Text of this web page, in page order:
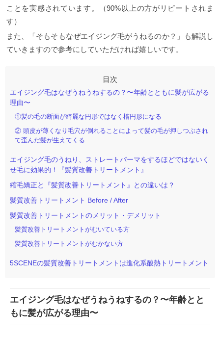
ことを実感されています。（90%以上の方がリピートされま
す）
また、「そもそもなぜエイジング毛がうねるのか？」も解説し
ていきますので参考にしていただければ嬉しいです。
エイジング毛はなぜうねうねするの？〜年齢とともに髪が広がる
理由〜
①髪の毛の断面が綺麗な円形ではなく楕円形になる
② 頭皮が薄くなり毛穴が倒れることによって髪の毛が押しつぶされ
て歪んだ髪が生えてくる
エイジング毛のうねり、ストレートパーマをするほどではないく
せ毛に効果的！『髪質改善トリートメント』
縮毛矯正と『髪質改善トリートメント』との違いは？
髪質改善トリートメント Before / After
髪質改善トリートメントのメリット・デメリット
髪質改善トリートメントがむいている方
髪質改善トリートメントがむかない方
5SCENEの髪質改善トリートメントは進化系酸熱トリートメント
エイジング毛はなぜうねうねするの？〜年齢とと
もに髪が広がる理由〜